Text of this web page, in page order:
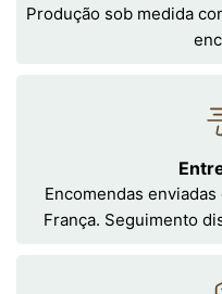
Produção sob medida
Encomendas
França. Seguimento